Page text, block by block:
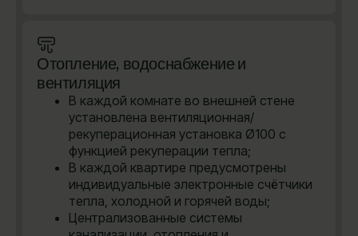
Отопление, водоснабжение и
вентиляция
В каждой комнате во внешней стене
установлена вентиляционная/
рекуперационная установка Ø100 с
функцией рекуперации тепла;
В каждой квартире предусмотрены
индивидуальные электронные счётчики
тепла, холодной и горячей воды;
Централизованные системы